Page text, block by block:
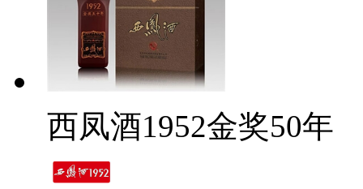
西凤酒1952金奖50年